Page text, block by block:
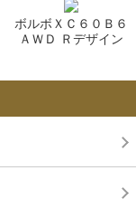
ボルボＸＣ６０Ｂ６
ＡＷＤ Ｒデザイン